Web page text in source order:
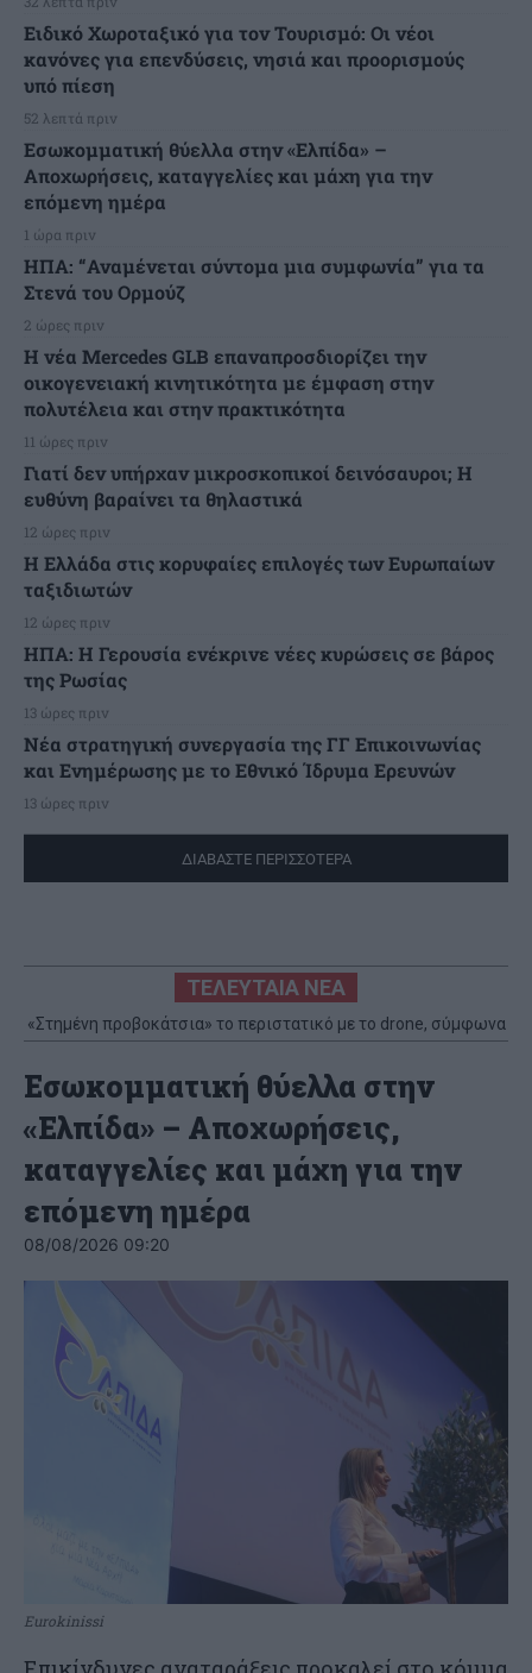
Ειδικό Χωροταξικό για τον Τουρισμό: Οι νέοι
κανόνες για επενδύσεις, νησιά και προορισμούς
υπό πίεση
52 λεπτά πριν
Εσωκομματική θύελλα στην «Ελπίδα» –
Αποχωρήσεις, καταγγελίες και μάχη για την
επόμενη ημέρα
1 ώρα πριν
ΗΠΑ: “Αναμένεται σύντομα μια συμφωνία” για τα
Στενά του Ορμούζ
2 ώρες πριν
Η νέα Mercedes GLB επαναπροσδιορίζει την
οικογενειακή κινητικότητα με έμφαση στην
πολυτέλεια και στην πρακτικότητα
11 ώρες πριν
Γιατί δεν υπήρχαν μικροσκοπικοί δεινόσαυροι; Η
ευθύνη βαραίνει τα θηλαστικά
12 ώρες πριν
Η Ελλάδα στις κορυφαίες επιλογές των Ευρωπαίων
ταξιδιωτών
12 ώρες πριν
ΗΠΑ: Η Γερουσία ενέκρινε νέες κυρώσεις σε βάρος
της Ρωσίας
13 ώρες πριν
Νέα στρατηγική συνεργασία της ΓΓ Επικοινωνίας
και Ενημέρωσης με το Εθνικό Ίδρυμα Ερευνών
13 ώρες πριν
ΔΙΑΒΑΣΤΕ ΠΕΡΙΣΣΟΤΕΡΑ